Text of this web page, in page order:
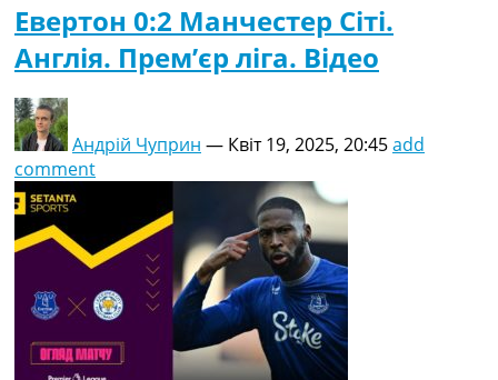
Евертон 0:2 Манчестер Сіті.
Англія. Прем’єр ліга. Відео
Андрій Чуприн — Квіт 19, 2025, 20:45add
comment